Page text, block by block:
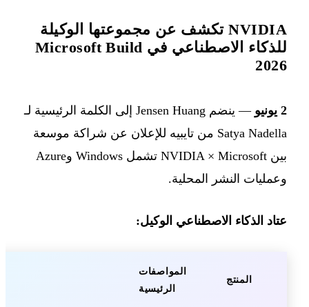
NVIDIA تكشف عن مجموعتها الوكيلة
للذكاء الاصطناعي في Microsoft Build
2026
2 يونيو
— ينضم Jensen Huang إلى الكلمة الرئيسية لـ
Satya Nadella من تايبيه للإعلان عن شراكة موسعة
بين NVIDIA × Microsoft تشمل Windows وAzure
وعمليات النشر المحلية.
عتاد الذكاء الاصطناعي الوكيل:
المنتج
المواصفات
الرئيسية